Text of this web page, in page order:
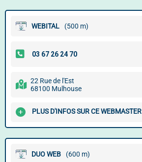
WEBITAL (500 m)
22 Rue de l'Est
68100 Mulhouse
PLUS D'INFOS SUR CE WEBMASTER
DUO WEB (600 m)